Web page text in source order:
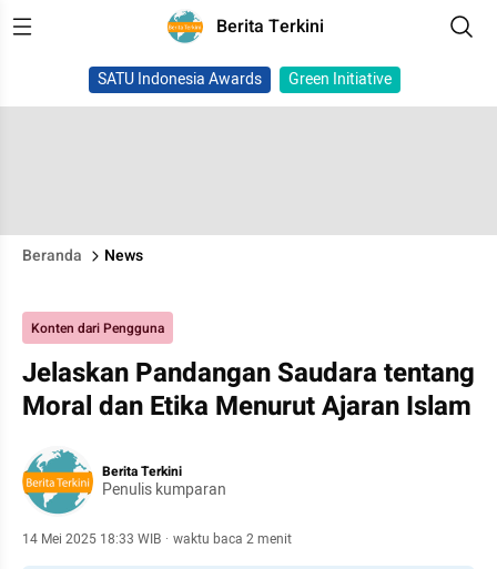
Berita Terkini
SATU Indonesia Awards Green Initiative
Beranda News
Konten dari Pengguna
Jelaskan Pandangan Saudara tentang
Moral dan Etika Menurut Ajaran Islam
Berita Terkini
Penulis kumparan
14 Mei 2025 18:33 WIB · waktu baca 2 menit